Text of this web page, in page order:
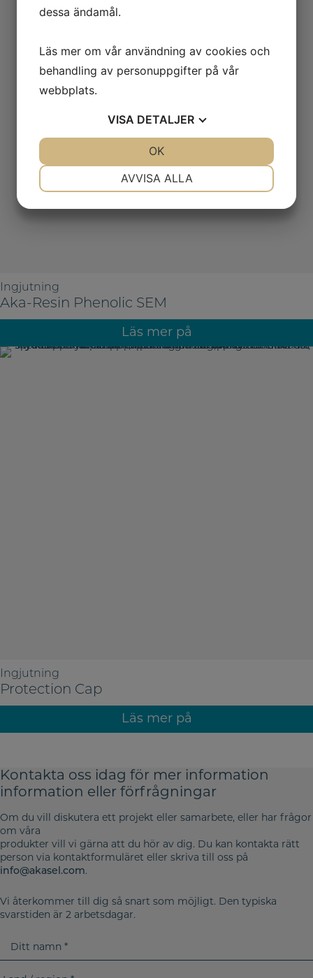
Ingjutning
Aka-Resin Phenolic SEM
Läs mer på
Ingjutning
Protection Cap
Läs mer på
Kontakta oss idag för mer information
information eller förfrågningar
Om du vill diskutera ett projekt eller samarbete, eller har frågor
om våra
produkter vill vi gärna att du hör av dig. Du kan kontakta rätt
person via kontaktformuläret eller skriva till oss på
info@akasel.com.
Vi återkommer till dig så snart som möjligt. Den typiska
svarstiden är 2 arbetsdagar.
i
dessa ändamål.
Läs mer om vår användning av cookies och
behandling av personuppgifter på vår
webbplats.
VISA DETALJER
AVVISA ALLA
OK